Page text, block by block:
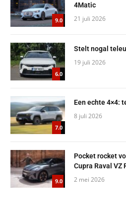
9.0
4Matic
21 juli 2026
6.0
Stelt nogal
19 juli 2026
7.0
Een echte 4×4:
8 juli 2026
9.0
Pocket rocket
Cupra Raval VZ
2 mei 2026